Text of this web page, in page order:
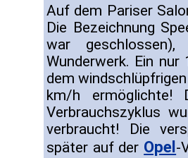
Auf dem Pariser
Die Bezeichnung
war
Wunderwerk. Ein
dem
km/h ermöglichte!
Verbrauchszyklus
verbraucht! Die
später auf der Opel -